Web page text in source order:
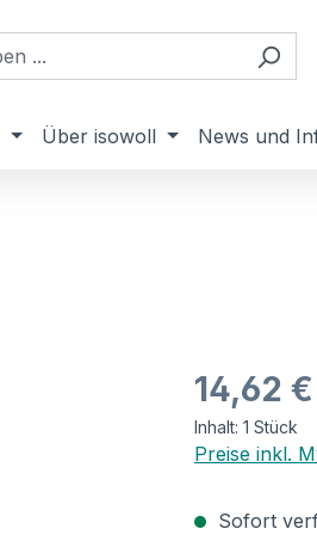
Über isowoll News und
Regulärer
14,62 €
Inhalt: 1 Stück
Preise inkl.
Sofort